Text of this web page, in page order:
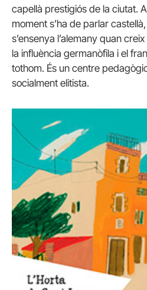
capellà prestigiós de la ciutat.
moment s’ha de parlar
s’ensenya l’alemany quan creix
la influència germanòfila i el
tothom. És un centre
socialment elitista.